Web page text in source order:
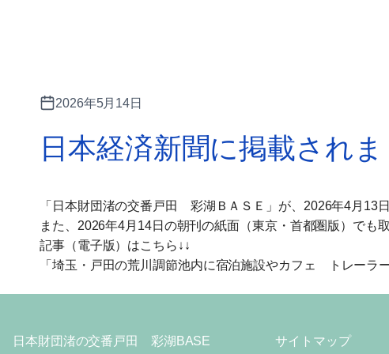
2026年5月14日
日本経済新聞に掲載されま
「日本財団渚の交番戸田 彩湖ＢＡＳＥ」が、2026年4月13
また、2026年4月14日の朝刊の紙面（東京・首都圏版）でも
記事（電子版）はこちら↓↓
「埼玉・戸田の荒川調節池内に宿泊施設やカフェ トレーラ
日本財団渚の交番戸田 彩湖BASE サイトマップ